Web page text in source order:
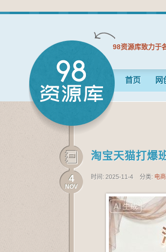
98资源库致力于
首页 网
4
NOV
淘宝天猫打爆
时间: 2025-11-4 分类: 电